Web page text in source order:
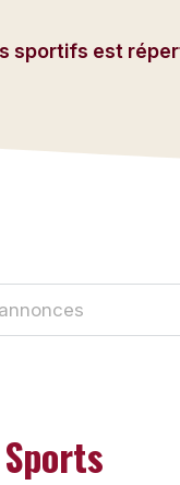
sportifs est